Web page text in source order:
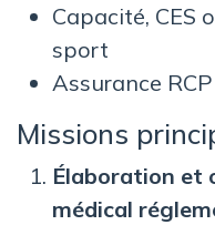
Capacité, CES
sport
Assurance
Missions
Élaboration et
médical